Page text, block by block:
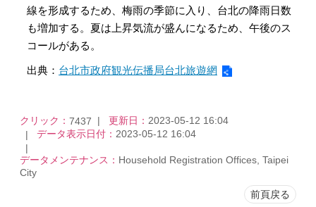
線を形成するため、梅雨の季節に入り、台北の降雨日数
も増加する。夏は上昇気流が盛んになるため、午後のス
コールがある。
出典： 台北市政府観光伝播局台北旅遊網
クリック： 7437 更新日： 2023-05-12 16:04
データ表示日付： 2023-05-12 16:04
データメンテナンス： Household Registration Offices, Taipei
City
前頁戻る